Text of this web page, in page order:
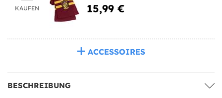
KAUFEN 15,99 €
ACCESSOIRES
BESCHREIBUNG